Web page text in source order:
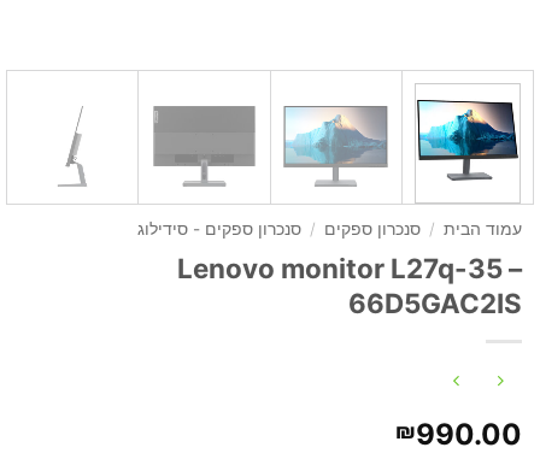
עמוד הבית / סנכרון ספקים / סנכרון ספקים - סידילוג
Lenovo monitor L27q-35 –
66D5GAC2IS
₪990.00